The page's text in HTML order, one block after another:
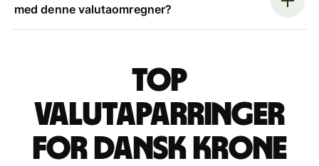
med denne valutaomregner?
Top
valutaparringer
for dansk krone